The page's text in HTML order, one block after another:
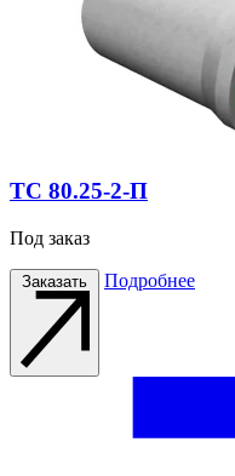
ТС 80.25-2-П
Под заказ
Заказать Подробнее